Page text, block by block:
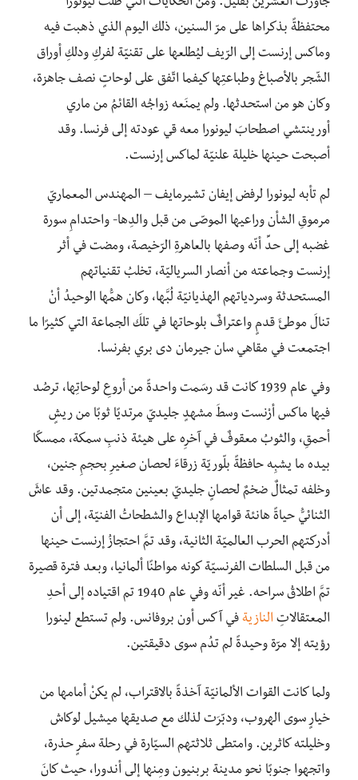
محتفظةً بذكراها على مرّ السنين، ذلك اليوم الذي ذهبت فيه
وماكس إرنست إلى الرّيف ليُطلعها على تقنيّة لفركِ ودلكِ أوراق
الشّجر بالأصباغ وطباعتِها كيفما اتّفق على لوحاتٍ نصف جاهزة،
وكان هو من استحدثها. ولم يمنَعه زواجُه القائمُ من ماري
أورينتشي اصطحابَ ليونورا معه قي عودته إلى فرنسا. وقد
أصبحت حينها خليلة علنيّة لماكس إرنست.
لم تأبه ليونورا لرفض إيفان تشيرمايف – المهندس المعماريّ
مرموقِ الشأن وراعيها الموصّى من قبل والدِها- واحتدامِ سورة
غضبه إلى حدِّ أنّه وصفها بالعاهرةِ الرّخيصة، ومضت في أثر
إرنست وجماعته من أنصار السرياليّة، تخلبُ تقنياتهم
المستحدثة وسردياتهم الهذيانيّة لُبَّها، وكان همُّها الوحيدُ أنْ
تنالَ موطئَ قدمٍ واعترافٌ بلوحاتها في تلكَ الجماعة التي كثيرًا ما
اجتمعت في مقاهي سان جيرمان دى بري بفرنسا.
وفي عام 1939 كانت قد رسَمت واحدةً من أروعِ لوحاتِها، ترصُد
فيها ماكس أرْنِست وسطَ مشهدٍ جليديّ مرتديًا ثوبًا من ريشٍ
أحمقِ، والثوبُ معقوفٌ في آخرِه على هيئة ذنبِ سمكة، ممسكًا
بيده ما يشبِه حافظةً بلّوريّة زرقاءَ لحصان صغيرِ بحجمِ جنين،
وخلفه تمثالٌ ضخمٌ لحصانٍ جليديّ بعينين متجمدتين. وقد عاشَ
الثنائيُّ حياةً هانئة قوامها الإبداع والشطحاتُ الفنيّة، إلى أن
أدركتهم الحرب العالميّة الثانية، وقد تمَّ احتجازُ إرنست حينها
من قبل السلطات الفرنسيّة كونه مواطنًا ألمانيا، وبعد فترة قصيرة
تمَّ اطلاقُ سراحه. غير أنّه وفي عام 1940 تم اقتياده إلى أحدِ
المعتقالاتِ النازية في آكس أون بروفانس. ولم تستطع لينورا
رؤيته إلا مرّة وحيدةً لم تدُم سوى دقيقتين.
ولما كانت القوات الألمانيّة آخذةً بالاقتراب، لم يكنْ أمامها من
خيارٍ سوى الهروب، ودبّرَت لذلك مع صديقها ميشيل لوكاش
وخليلته كاثرين. وامتطى ثلاثتهم السيّارة في رحلة سفرٍ حذرة،
واتجهوا جنوبًا نحو مدينة بربنيون ومِنها إلى أندورا، حيث كانَ